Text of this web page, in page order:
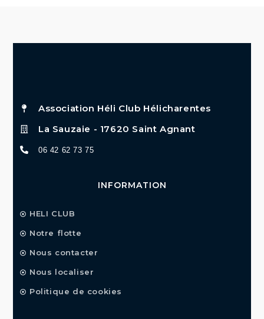
Association Héli Club Hélicharentes
La Sauzaie - 17620 Saint Agnant
06 42 62 73 75
INFORMATION
HELI CLUB
Notre flotte
Nous contacter
Nous localiser
Politique de cookies